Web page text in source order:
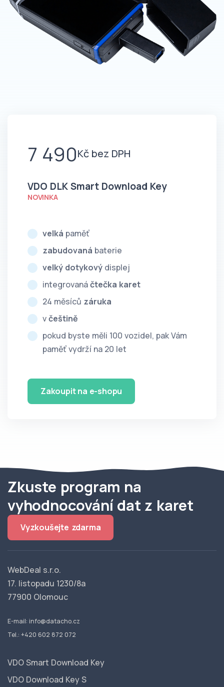
7 490Kč bez DPH
VDO DLK Smart Download Key
NOVINKA
velká paměť
zabudovaná baterie
velký dotykový displej
integrovanáčtečka karet
24 měsíců záruka
včeštině
pokud byste měli 100 vozidel, pak Vám
paměť vydrží na 20 let
Zakoupit na e-shopu
Zkuste program na
vyhodnocování dat z karet
Vyzkoušejte zdarma
WebDeal s.r.o.
17. listopadu 1230/8a
77900 Olomouc
E-mail: info@datacho.cz
Tel.: +420 602 872 072
VDO Smart Download Key
VDO Download Key S